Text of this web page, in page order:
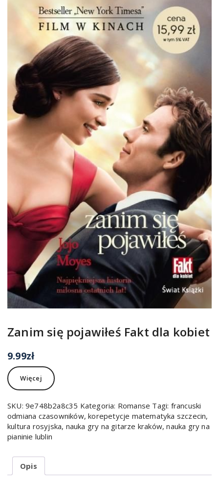
Zanim się pojawiłeś Fakt dla kobiet
9.99zł
Więcej
SKU: 9e748b2a8c35 Kategoria: Romanse Tagi: francuski
odmiana czasowników,korepetycje matematyka szczecin,
kultura rosyjska, nauka gry na gitarze kraków,nauka gry na
pianinie lublin
Opis